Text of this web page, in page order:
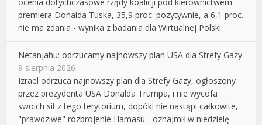
premiera Donalda Tuska, 35,9 proc. pozytywnie, a 6,1 proc.
nie ma zdania - wynika z badania dla Wirtualnej Polski.
Netanjahu: odrzucamy najnowszy plan USA dla Strefy Gazy
9 sierpnia 2026
Izrael odrzuca najnowszy plan dla Strefy Gazy, ogłoszony
przez prezydenta USA Donalda Trumpa, i nie wycofa
swoich sił z tego terytorium, dopóki nie nastąpi całkowite,
"prawdziwe" rozbrojenie Hamasu - oznajmił w niedzielę